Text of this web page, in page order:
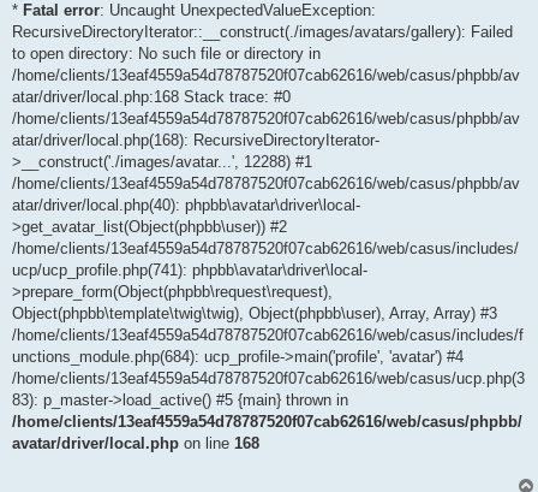
* Fatal error: Uncaught UnexpectedValueException:
RecursiveDirectoryIterator::__construct(./images/avatars/gallery): Failed
to open directory: No such file or directory in
/home/clients/13eaf4559a54d78787520f07cab62616/web/casus/phpbb/av
atar/driver/local.php:168 Stack trace: #0
/home/clients/13eaf4559a54d78787520f07cab62616/web/casus/phpbb/av
atar/driver/local.php(168): RecursiveDirectoryIterator-
>__construct('./images/avatar...', 12288) #1
/home/clients/13eaf4559a54d78787520f07cab62616/web/casus/phpbb/av
atar/driver/local.php(40): phpbb\avatar\driver\local-
>get_avatar_list(Object(phpbb\user)) #2
/home/clients/13eaf4559a54d78787520f07cab62616/web/casus/includes/
ucp/ucp_profile.php(741): phpbb\avatar\driver\local-
>prepare_form(Object(phpbb\request\request),
Object(phpbb\template\twig\twig), Object(phpbb\user), Array, Array) #3
/home/clients/13eaf4559a54d78787520f07cab62616/web/casus/includes/f
unctions_module.php(684): ucp_profile->main('profile', 'avatar') #4
/home/clients/13eaf4559a54d78787520f07cab62616/web/casus/ucp.php(3
83): p_master->load_active() #5 {main} thrown in
/home/clients/13eaf4559a54d78787520f07cab62616/web/casus/phpbb/
avatar/driver/local.php on line 168